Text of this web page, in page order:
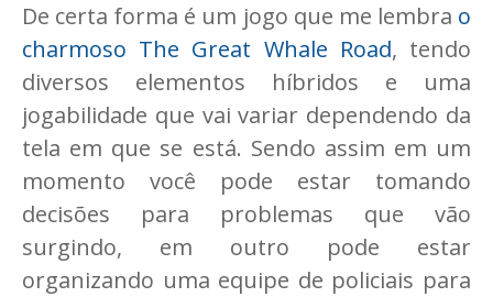
De certa forma é um jogo que me lembra o
charmoso The Great Whale Road, tendo
diversos elementos híbridos e uma
jogabilidade que vai variar dependendo da
tela em que se está. Sendo assim em um
momento você pode estar tomando
decisões para problemas que vão
surgindo, em outro pode estar
organizando uma equipe de policiais para